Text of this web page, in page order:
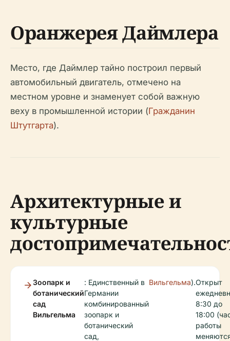
Оранжерея Даймлера
Место, где Даймлер тайно построил первый
автомобильный двигатель, отмечено на
местном уровне и знаменует собой важную
веху в промышленной истории (Гражданин
Штутгарта).
Архитектурные и
культурные
Зоопарк и
ботанический
сад
Вильгельма
: Единственный в
Германии
комбинированный
зоопарк и
ботанический
сад,
Вильгельма).Открыт
8:30 до
18:00
работы